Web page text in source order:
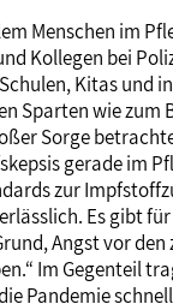
Menschen im
Kollegen bei
Kitas und in
Sparten wie zum
Sorge
gerade im
zur
Es gibt
Angst vor den
Im Gegenteil
Pandemie